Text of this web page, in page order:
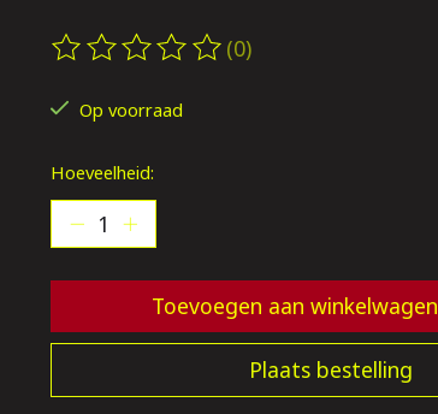
De beoordeling van dit product is
(0)
Op voorraad
Hoeveelheid:
Toevoegen aan winkelwagen
Plaats bestelling